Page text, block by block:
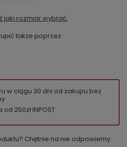
jaki rozmiar wybrać.
także poprzez:
w ciągu 30 dni od zakupu bez
250zł INPOST
Chętnie na nie odpowiemy.